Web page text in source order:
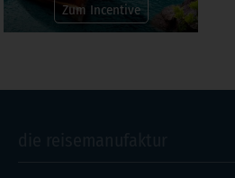
Zum Incentive